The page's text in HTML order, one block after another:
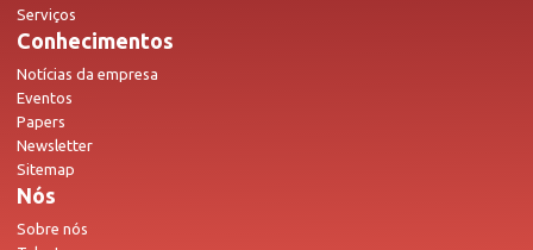
Serviços
Conhecimentos
Notícias da empresa
Eventos
Papers
Newsletter
Sitemap
Nós
Sobre nós